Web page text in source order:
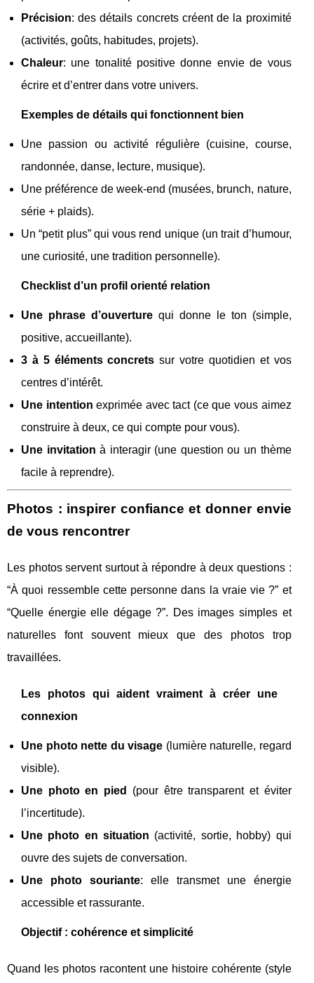
Précision: des détails concrets créent de la proximité
(activités, goûts, habitudes, projets).
Chaleur: une tonalité positive donne envie de vous
écrire et d’entrer dans votre univers.
Exemples de détails qui fonctionnent bien
Une passion ou activité régulière (cuisine, course,
randonnée, danse, lecture, musique).
Une préférence de week-end (musées, brunch, nature,
série + plaids).
Un “petit plus” qui vous rend unique (un trait d’humour,
une curiosité, une tradition personnelle).
Checklist d’un profil orienté relation
Une phrase d’ouverturequi donne le ton (simple,
positive, accueillante).
3 à 5 éléments concrets sur votre quotidien et vos
centres d’intérêt.
Une intention exprimée avec tact (ce que vous aimez
construire à deux, ce qui compte pour vous).
Une invitation à interagir (une question ou un thème
facile à reprendre).
Photos : inspirer confiance et donner envie
de vous rencontrer
Les photos servent surtout à répondre à deux questions :
“À quoi ressemble cette personne dans la vraie vie ?” et
“Quelle énergie elle dégage ?”. Des images simples et
naturelles font souvent mieux que des photos trop
travaillées.
Les photos qui aident vraiment à créer une
connexion
Une photo nette du visage (lumière naturelle, regard
visible).
Une photo en pied
(pour être transparent et éviter
l’incertitude).
Une photo en situation (activité, sortie, hobby) qui
ouvre des sujets de conversation.
Une photo souriante: elle transmet une énergie
accessible et rassurante.
Objectif : cohérence et simplicité
Quand les photos racontent une histoire cohérente (style